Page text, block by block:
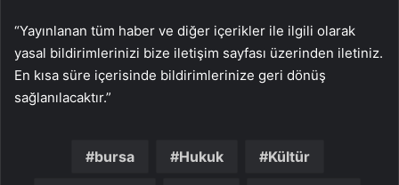
“Yayınlanan tüm haber ve diğer içerikler ile ilgili olarak
yasal bildirimlerinizi bize iletişim sayfası üzerinden iletiniz.
En kısa süre içerisinde bildirimlerinize geri dönüş
sağlanılacaktır.”
bursa Hukuk Kültür